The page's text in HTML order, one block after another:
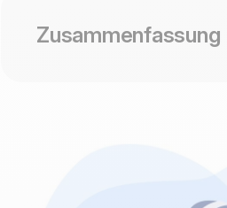
Zusammenfassung